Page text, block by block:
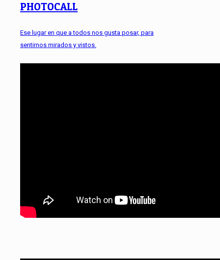
PHOTOCALL
Ese lugar en que a todos nos gusta posar, para
sentirnos mirados y vistos.